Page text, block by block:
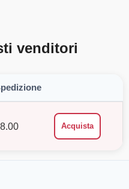
venditori
8.00 Acquista